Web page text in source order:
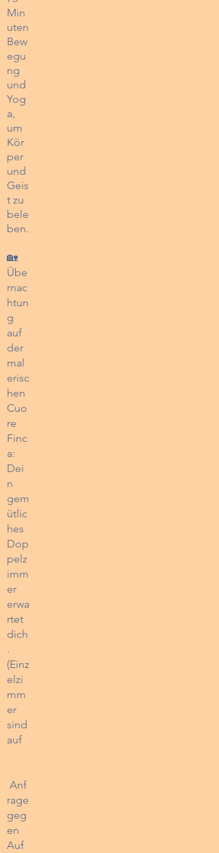
Min
uten
Bew
egu
ng
und
Yog
a,
um
Kör
per
und
Geis
t zu
bele
ben.
🏡
Übe
rnac
htun
g
auf
der
mal
erisc
hen
Cuo
re
Finc
a:
Dei
n
gem
ütlic
hes
Dop
pelz
imm
er
erwa
rtet
dich
.
(Einz
elzi
mm
er
sind
auf
Anf
rage
geg
en
Auf